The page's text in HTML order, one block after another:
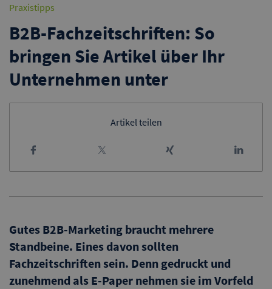
Praxistipps
B2B-Fachzeitschriften: So
bringen Sie Artikel über Ihr
Unternehmen unter
Artikel teilen
Gutes B2B-Marketing braucht mehrere
Standbeine. Eines davon sollten
Fachzeitschriften sein. Denn gedruckt und
zunehmend als E-Paper nehmen sie im Vorfeld